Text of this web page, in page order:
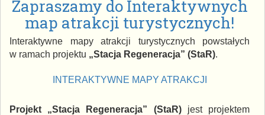
Zapraszamy do Interaktywnych
map atrakcji turystycznych!
Interaktywne mapy atrakcji turystycznych powstałych
w ramach projektu „Stacja Regeneracja” (StaR).
INTERAKTYWNE MAPY ATRAKCJI
Projekt „Stacja Regeneracja” (StaR)jest projektem